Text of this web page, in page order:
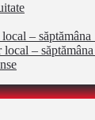
– săptămâna
–